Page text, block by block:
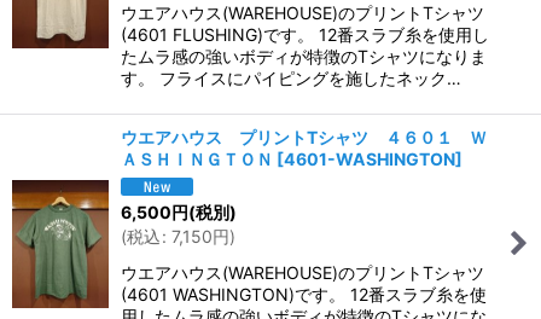
ウエアハウス(WAREHOUSE)のプリントTシャツ
(4601 FLUSHING)です。 12番スラブ糸を使用し
たムラ感の強いボディが特徴のTシャツになりま
す。 フライスにパイピングを施したネック…
ウエアハウス プリントTシャツ ４６０１ Ｗ
ＡＳＨＩＮＧＴＯＮ [4601-WASHINGTON]
6,500円(税別)
(税込: 7,150円)
ウエアハウス(WAREHOUSE)のプリントTシャツ
(4601 WASHINGTON)です。 12番スラブ糸を使